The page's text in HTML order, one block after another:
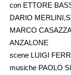
con ETTORE
DARIO
MARCO
ANZALONE
scene LUIGI
musiche PAOLO